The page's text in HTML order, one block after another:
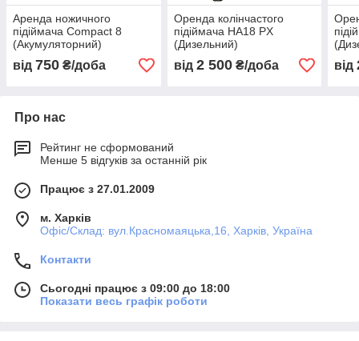
Аренда ножичного
підіймача Compact 8
(Акумуляторний)
від 750 ₴/доба
Оренда колінчастого
підіймача HA18 PX
(Дизельний)
від 2 500₴/доба від
Про нас
Рейтинг не сформований
Менше 5 відгуків за останній рік
Працює з 27.01.2009
м. Харків
Офіс/Склад: вул.Красномаяцька,16, Харків, Україна
Контакти
Сьогодні працює з 09:00 до 18:00
Показати весь графік роботи